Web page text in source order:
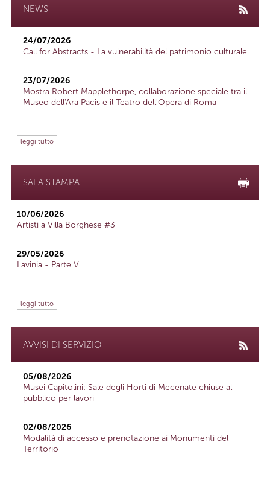
NEWS
24/07/2026
Call for Abstracts - La vulnerabilità del patrimonio culturale
23/07/2026
Mostra Robert Mapplethorpe, collaborazione speciale tra il
Museo dell'Ara Pacis e il Teatro dell'Opera di Roma
leggi tutto
SALA STAMPA
10/06/2026
Artisti a Villa Borghese #3
29/05/2026
Lavinia - Parte V
leggi tutto
AVVISI DI SERVIZIO
05/08/2026
Musei Capitolini: Sale degli Horti di Mecenate chiuse al
pubblico per lavori
02/08/2026
Modalità di accesso e prenotazione ai Monumenti del
Territorio